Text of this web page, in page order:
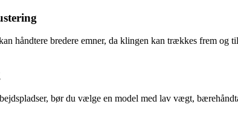
håndtere bredere emner, da klingen kan trækkes frem
bør du vælge en model med lav vægt,